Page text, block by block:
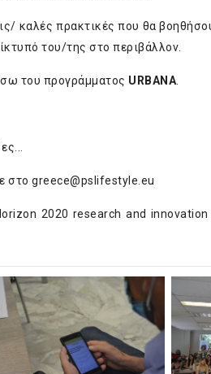
καλές πρακτικές που θα
του/της στο περιβάλλον.
του προγράμματος URBANA
στο greece@pslifestyle.eu
2020 research and